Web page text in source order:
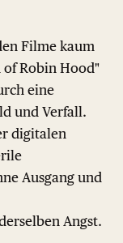
Filme kaum
Robin Hood"
eine
und Verfall.
digitalen
Ausgang und
Angst.